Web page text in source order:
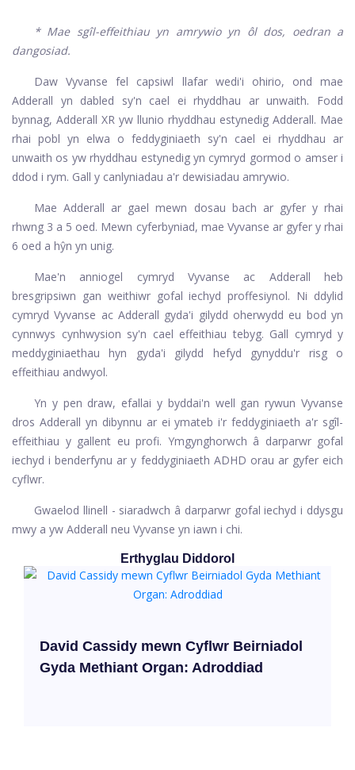
* Mae sgîl-effeithiau yn amrywio yn ôl dos, oedran a
dangosiad.
Daw Vyvanse fel capsiwl llafar wedi'i ohirio, ond mae
Adderall yn dabled sy'n cael ei rhyddhau ar unwaith. Fodd
bynnag, Adderall XR yw llunio rhyddhau estynedig Adderall. Mae
rhai pobl yn elwa o feddyginiaeth sy'n cael ei rhyddhau ar
unwaith os yw rhyddhau estynedig yn cymryd gormod o amser i
ddod i rym. Gall y canlyniadau a'r dewisiadau amrywio.
Mae Adderall ar gael mewn dosau bach ar gyfer y rhai
rhwng 3 a 5 oed. Mewn cyferbyniad, mae Vyvanse ar gyfer y rhai
6 oed a hŷn yn unig.
Mae'n anniogel cymryd Vyvanse ac Adderall heb
bresgripsiwn gan weithiwr gofal iechyd proffesiynol. Ni ddylid
cymryd Vyvanse ac Adderall gyda'i gilydd oherwydd eu bod yn
cynnwys cynhwysion sy'n cael effeithiau tebyg. Gall cymryd y
meddyginiaethau hyn gyda'i gilydd hefyd gynyddu'r risg o
effeithiau andwyol.
Yn y pen draw, efallai y byddai'n well gan rywun Vyvanse
dros Adderall yn dibynnu ar ei ymateb i'r feddyginiaeth a'r sgîl-
effeithiau y gallent eu profi. Ymgynghorwch â darparwr gofal
iechyd i benderfynu ar y feddyginiaeth ADHD orau ar gyfer eich
cyflwr.
Gwaelod llinell - siaradwch â darparwr gofal iechyd i ddysgu
mwy a yw Adderall neu Vyvanse yn iawn i chi.
Erthyglau Diddorol
David Cassidy mewn Cyflwr Beirniadol
Gyda Methiant Organ: Adroddiad